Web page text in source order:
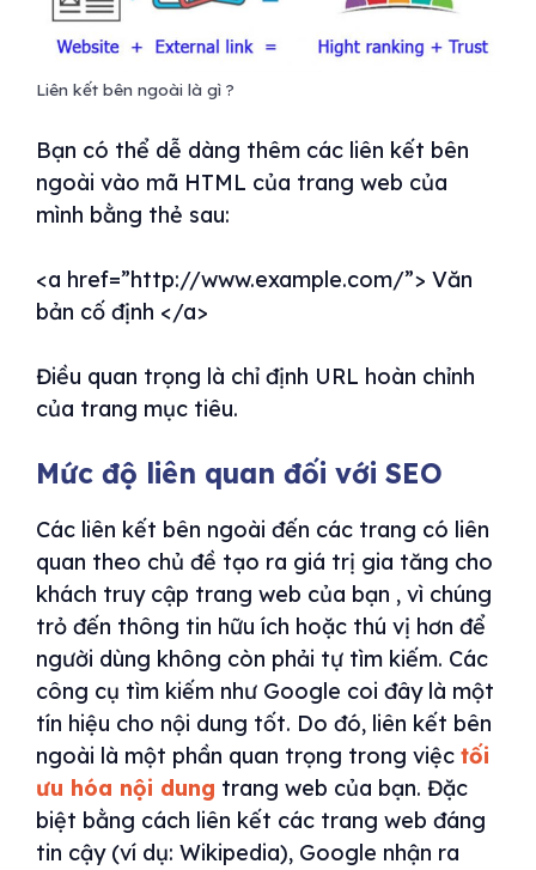
Liên kết bên ngoài là gì ?
Bạn có thể dễ dàng thêm các liên kết bên
ngoài vào mã HTML của trang web của
mình bằng thẻ sau:
<a href=”http://www.example.com/”> Văn
bản cố định </a>
Điều quan trọng là chỉ định URL hoàn chỉnh
của trang mục tiêu.
Mức độ liên quan đối với SEO
Các liên kết bên ngoài đến các trang có liên
quan theo chủ đề tạo ra giá trị gia tăng cho
khách truy cập trang web của bạn , vì chúng
trỏ đến thông tin hữu ích hoặc thú vị hơn để
người dùng không còn phải tự tìm kiếm. Các
công cụ tìm kiếm như Google coi đây là một
tín hiệu cho nội dung tốt. Do đó, liên kết bên
ngoài là một phần quan trọng trong việc tối
ưu hóa nội dung trang web của bạn. Đặc
biệt bằng cách liên kết các trang web đáng
tin cậy (ví dụ: Wikipedia), Google nhận ra